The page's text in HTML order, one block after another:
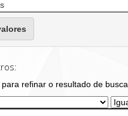
refinar o resultado de busca.